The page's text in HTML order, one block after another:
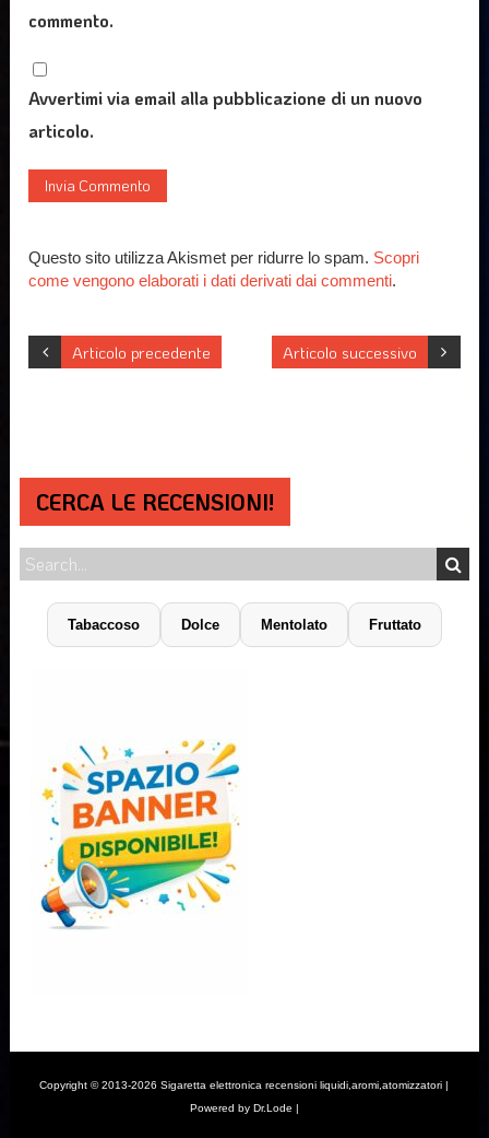
commento.
Avvertimi via email alla pubblicazione di un nuovo
articolo.
Questo sito utilizza Akismet per ridurre lo spam. Scopri
come vengono elaborati i dati derivati dai commenti.
Articolo successivo
Articolo precedente
CERCA LE RECENSIONI!
Tabaccoso Dolce Mentolato Fruttato
Copyright © 2013-2026 Sigaretta elettronica recensioni liquidi,aromi,atomizzatori |
Powered by Dr.Lode |